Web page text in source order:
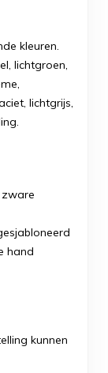
kleuren.
lichtgroen,
lichtgrijs,
hand
kunnen